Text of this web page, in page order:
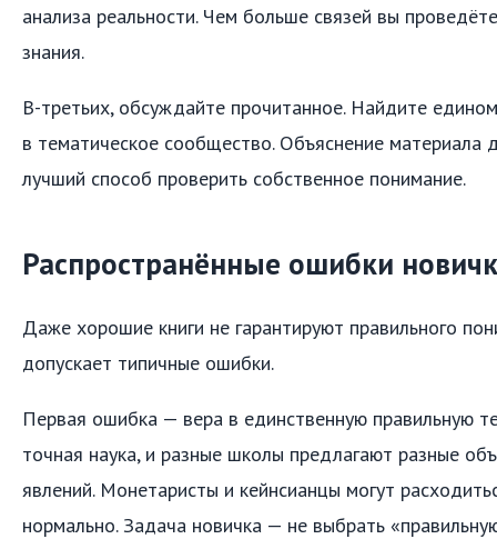
анализа реальности. Чем больше связей вы
знания.
В-третьих, обсуждайте прочитанное. Найдите
в тематическое сообщество. Объяснение материала
лучший способ проверить собственное понимание.
Распространённые ошибки
Даже хорошие книги не гарантируют правильного
допускает типичные ошибки.
Первая ошибка — вера в единственную правильную
точная наука, и разные школы предлагают разные
явлений. Монетаристы и кейнсианцы могут
нормально. Задача новичка — не выбрать